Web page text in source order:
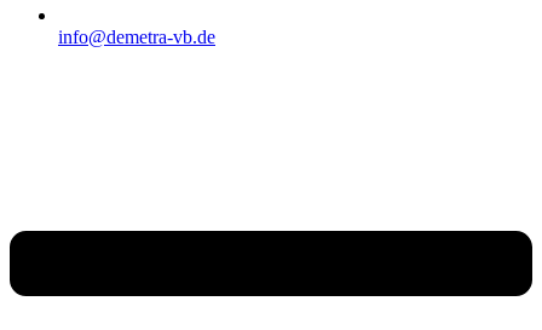
info@demetra-vb.de